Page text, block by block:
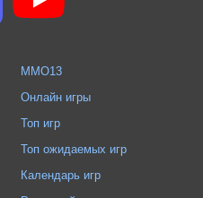
MMO13
Онлайн игры
Топ игр
Топ ожидаемых игр
Календарь игр